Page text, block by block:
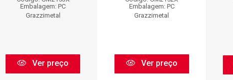
Embalagem: PC
Grazzimetal
Ver preço
Embalagem: PC
Grazzimetal
Ver preço